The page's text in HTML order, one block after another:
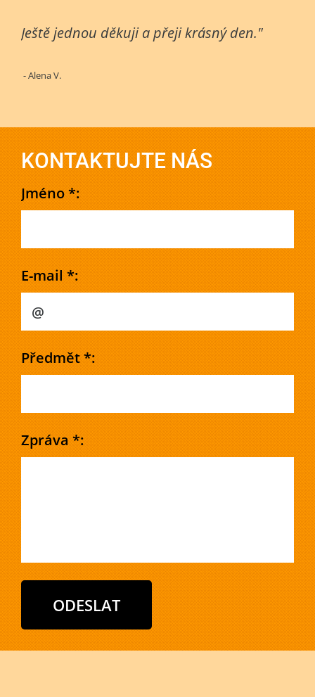
Ještě jednou děkuji a přeji krásný den."
- Alena V.
KONTAKTUJTE NÁS
Jméno *:
E-mail *:
Předmět *:
Zpráva *: